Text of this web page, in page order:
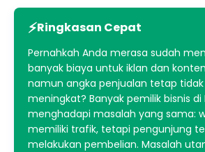
Ringkasan Cepat
Pernahkah Anda merasa sudah
banyak biaya untuk iklan dan
namun angka penjualan tetap tidak
meningkat? Banyak pemilik bisnis di
menghadapi masalah yang sama:
memiliki trafik, tetapi pengunjung
melakukan pembelian. Masalah